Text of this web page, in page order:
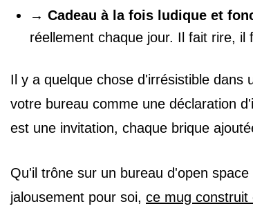
→ Cadeau à la fois ludique et
réellement chaque jour. Il fait rire,
Il y a quelque chose d'irrésistible
votre bureau comme une déclaration
est une invitation, chaque brique
Qu'il trône sur un bureau d'open
jalousement pour soi, ce mug construit